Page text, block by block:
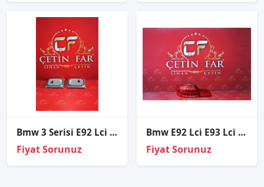
Bmw 3 Serisi E92 Lci Led Beyni Sıfır
Fiyat Sorunuz
Bmw E92 Lci̇ E93 Lci̇ Coupe Ledli̇ Sol İç Diş Stop
Fiyat Sorunuz